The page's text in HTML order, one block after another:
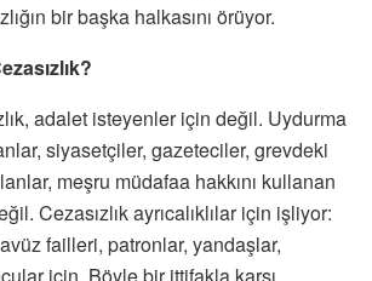
bir başka halkasını örüyor.
adalet isteyenler için değil. Uydurma
siyasetçiler, gazeteciler, grevdeki
meşru müdafaa hakkını kullanan
Cezasızlık ayrıcalıklılar için işliyor:
failleri, patronlar, yandaşlar,
için. Böyle bir ittifakla karşı